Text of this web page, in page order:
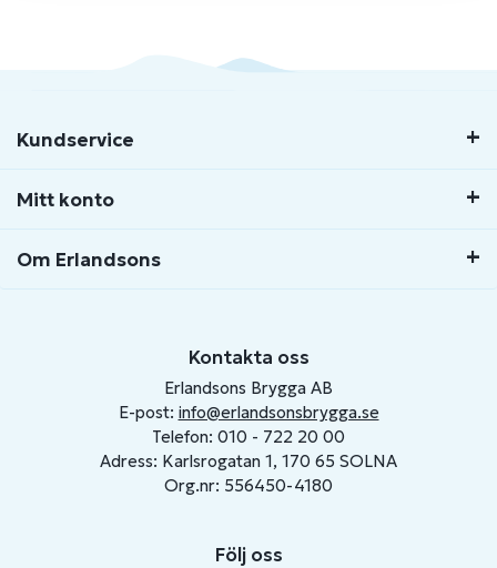
Kundservice
Mitt konto
Om Erlandsons
Kontakta oss
Erlandsons Brygga AB
E-post: info@erlandsonsbrygga.se
Telefon: 010 - 722 20 00
Adress: Karlsrogatan 1, 170 65 SOLNA
Org.nr: 556450-4180
Följ oss